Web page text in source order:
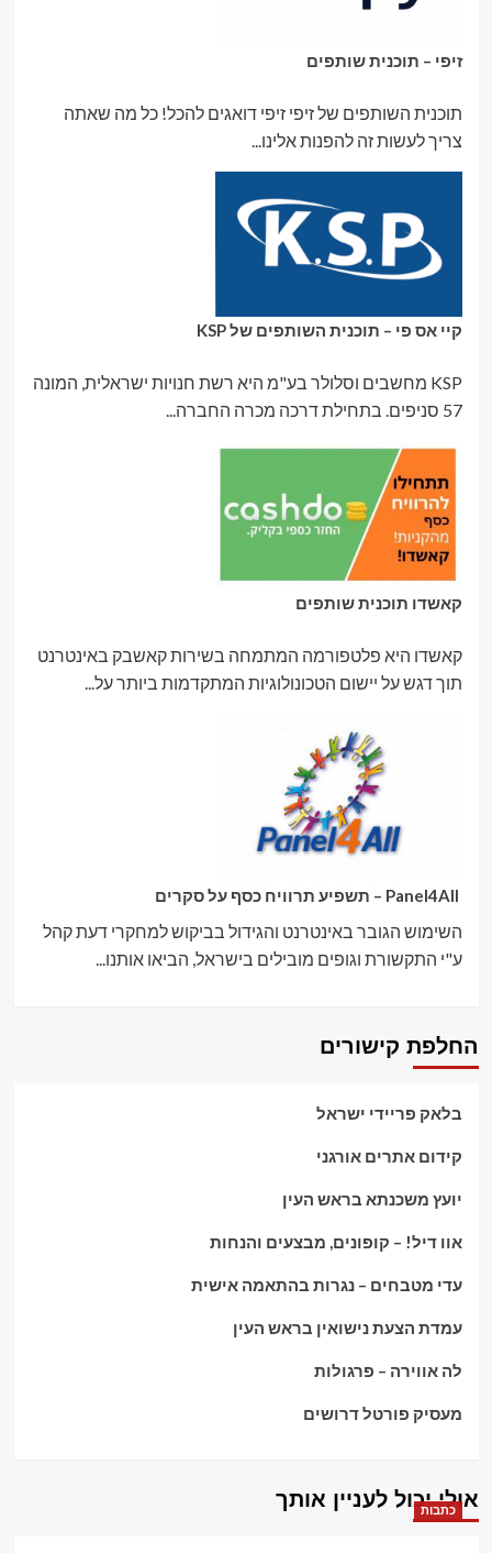
זיפי – תוכנית שותפים
תוכנית השותפים של זיפי זיפי דואגים להכל! כל מה שאתה
צריך לעשות זה להפנות אלינו...
קיי אס פי – תוכנית השותפים של KSP
KSP מחשבים וסלולר בע"מ היא רשת חנויות ישראלית, המונה
57 סניפים. בתחילת דרכה מכרה החברה...
קאשדו תוכנית שותפים
קאשדו היא פלטפורמה המתמחה בשירות קאשבק באינטרנט
תוך דגש על יישום הטכונולוגיות המתקדמות ביותר על...
השימוש הגובר באינטרנט והגידול בביקוש למחקרי דעת קהל
ע"י התקשורת וגופים מובילים בישראל, הביאו אותנו...
החלפת קישורים
בלאק פריידי ישראל
קידום אתרים אורגני
יועץ משכנתא בראש העין
אוו דיל! – קופונים, מבצעים והנחות
עדי מטבחים – נגרות בהתאמה אישית
עמדת הצעת נישואין בראש העין
לה אווירה – פרגולות
מעסיק פורטל דרושים
אולי יכול לעניין אותך
כתבות